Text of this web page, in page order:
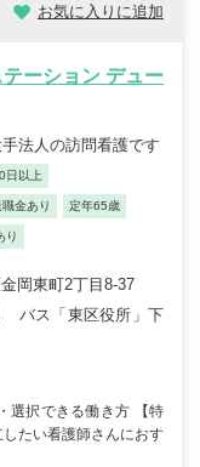
お気に入りに追加
ーション デュー
法人の訪問看護です
日以上
職金あり 定年65歳
り
岡東町2丁目8-37
バス「東区役所」下
選択できる働き方 【特
たい看護師さんにおす